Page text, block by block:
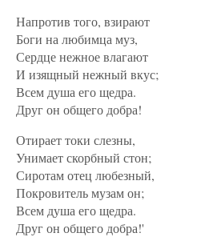
Напротив того, взирают
Боги на любимца муз,
Сердце нежное влагают
И изящный нежный вкус;
Всем душа его щедра.
Друг он общего добра!
Отирает токи слезны,
Унимает скорбный стон;
Сиротам отец любезный,
Покровитель музам он;
Всем душа его щедра.
Друг он общего добра!'